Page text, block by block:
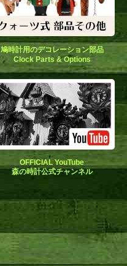
鳩時計用のデコレーション部品
Clock Parts & Options
OFFICIAL YouTube
森の時計公式チャンネル